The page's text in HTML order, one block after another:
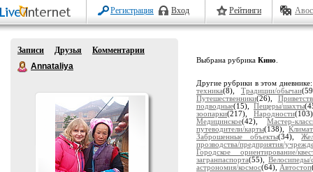
Регистрация Вход Рейтинги
Записи Друзья
Комментарии
Annataliya
Выбрана рубрика Кино
Другие рубрики в этом
техника(8), Традиции/обычаи
Путешественники(26),
подводные(15), Пещеры/шахты
зоопарки(217), Народности
Медицинское(42), Мастер-
путеводители/карты(138), Климат
Заброшенные объекты(34),
прозводства/предприятия/
Городское ориентирование/
загранпаспорта(55), Велосипеды/
астрономия/космос(64), Автостоп